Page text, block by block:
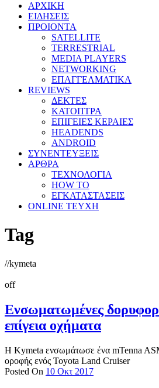
ΑΡΧΙΚΗ
ΕΙΔΗΣΕΙΣ
ΠΡΟΙΟΝΤΑ
SATELLITE
TERRESTRIAL
MEDIA PLAYERS
NETWORKING
ΕΠΑΓΓΕΛΜΑΤΙΚΑ
REVIEWS
ΔΕΚΤΕΣ
ΚΑΤΟΠΤΡΑ
ΕΠΙΓΕΙΕΣ ΚΕΡΑΙΕΣ
HEADENDS
ANDROID
ΣΥΝΕΝΤΕΥΞΕΙΣ
ΑΡΘΡΑ
ΤΕΧΝΟΛΟΓΙΑ
HOW TO
ΕΓΚΑΤΑΣΤΑΣΕΙΣ
ONLINE TEYXH
Tag
//kymeta
off
Ενσωματωμένες
επίγεια οχήματα
Η Kymeta ενσωμάτωσε ένα mTenna
οροφής ενός Toyota Land Cruiser
Posted On 10 Οκτ 2017